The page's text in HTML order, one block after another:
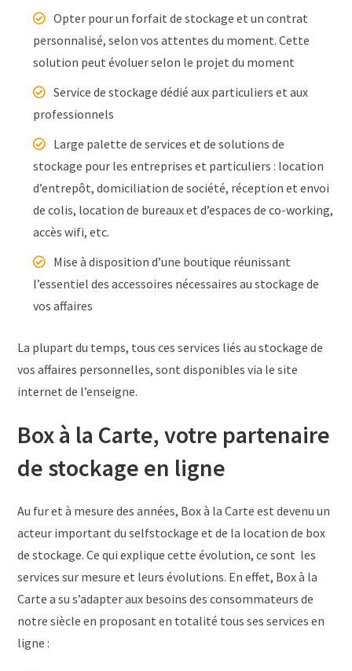
Opter pour un forfait de stockage et un contrat
personnalisé, selon vos attentes du moment. Cette
solution peut évoluer selon le projet du moment
Service de stockage dédié aux particuliers et aux
professionnels
Large palette de services et de solutions de
stockage pour les entreprises et particuliers : location
d’entrepôt, domiciliation de société, réception et envoi
de colis, location de bureaux et d’espaces de co-working,
accès wifi, etc.
Mise à disposition d’une boutique réunissant
l’essentiel des accessoires nécessaires au stockage de
vos affaires
La plupart du temps, tous ces services liés au stockage de
vos affaires personnelles, sont disponibles via le site
internet de l’enseigne.
Box à la Carte, votre partenaire
de stockage en ligne
Au fur et à mesure des années, Box à la Carte est devenu un
acteur important du selfstockage et de la location de box
de stockage. Ce qui explique cette évolution, ce sont les
services sur mesure et leurs évolutions. En effet, Box à la
Carte a su s’adapter aux besoins des consommateurs de
notre siècle en proposant en totalité tous ses services en
ligne :